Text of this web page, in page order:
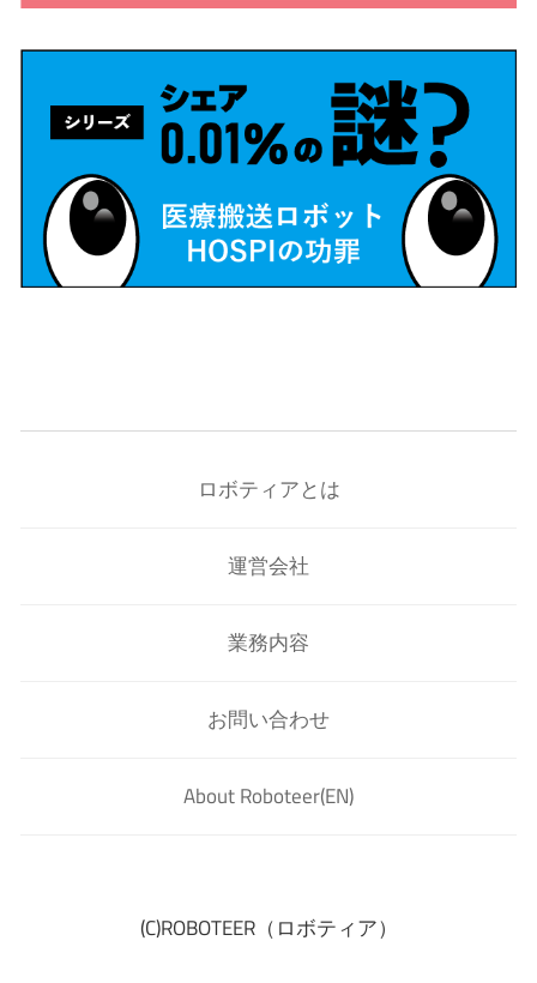
ロボティアとは
運営会社
業務内容
お問い合わせ
About Roboteer(EN)
(C)ROBOTEER（ロボティア）